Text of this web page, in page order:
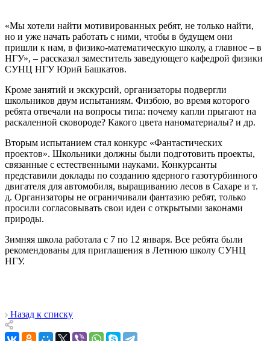
«Мы хотели найти мотивированных ребят, не только найти,
но и уже начать работать с ними, чтобы в будущем они
пришли к нам, в физико-математическую школу, а главное – в
НГУ», – рассказал заместитель заведующего кафедрой физики
СУНЦ НГУ Юрий Башкатов.
Кроме занятий и экскурсий, организаторы подвергли
школьников двум испытаниям. Физбою, во время которого
ребята отвечали на вопросы типа: почему капли прыгают на
раскаленной сковороде? Какого цвета наноматериалы? и др.
Вторым испытанием стал конкурс «Фантастических
проектов». Школьники должны были подготовить проекты,
связанные с естественными науками. Конкурсанты
представили доклады по созданию ядерного газотурбинного
двигателя для автомобиля, выращиванию лесов в Сахаре и т.
д. Организаторы не ограничивали фантазию ребят, только
просили согласовывать свои идеи с открытыми законами
природы.
Зимняя школа работала с 7 по 12 января. Все ребята были
рекомендованы для приглашения в Летнюю школу СУНЦ
НГУ.
Назад к списку